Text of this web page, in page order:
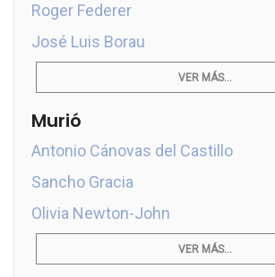
Roger Federer
José Luis Borau
VER MÁS...
Murió
Antonio Cánovas del Castillo
Sancho Gracia
Olivia Newton-John
VER MÁS...